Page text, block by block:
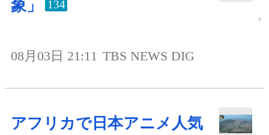
象」 134
08月03日 21:11 TBS NEWS DIG
アフリカで日本アニメ人気